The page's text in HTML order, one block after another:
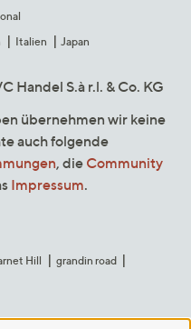
Italien Japan
Handel S.à r.l. & Co. KG
übernehmen wir keine
auch folgende
, die Community
Impressum.
Hill
grandin road